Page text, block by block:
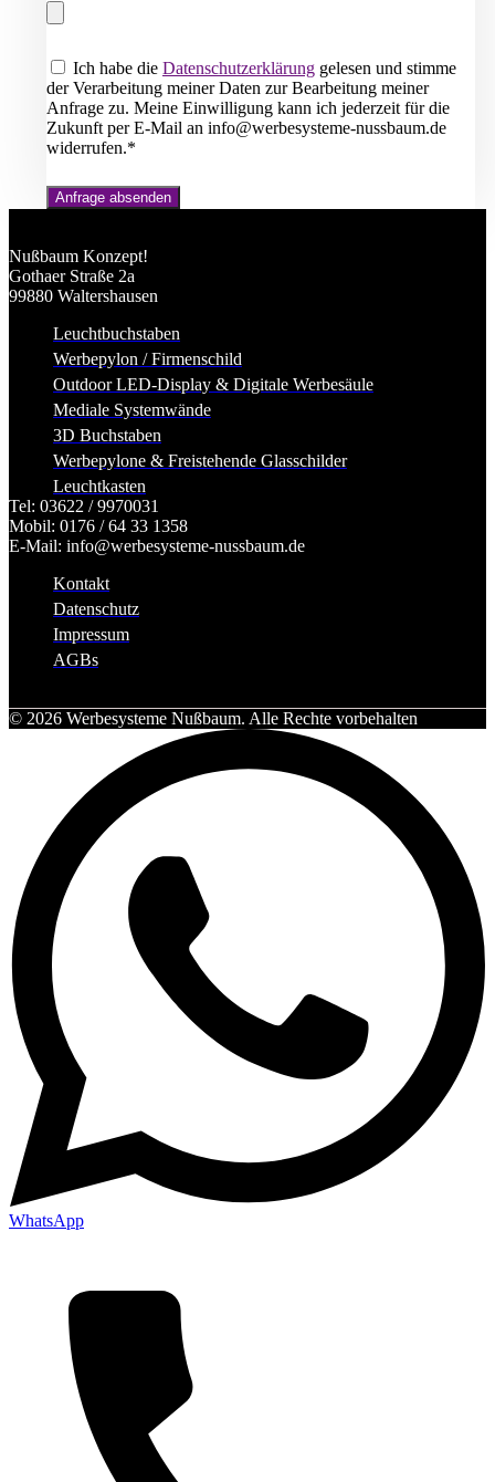
Ich habe die Datenschutzerklärung gelesen und stimme
der Verarbeitung meiner Daten zur Bearbeitung meiner
Anfrage zu. Meine Einwilligung kann ich jederzeit für die
Zukunft per E-Mail an info@werbesysteme-nussbaum.de
widerrufen.*
Anfrage absenden
Nußbaum Konzept!
Gothaer Straße 2a
99880 Waltershausen
Leuchtbuchstaben
Werbepylon / Firmenschild
Outdoor LED-Display & Digitale Werbesäule
Mediale Systemwände
3D Buchstaben
Werbepylone & Freistehende Glasschilder
Leuchtkasten
Tel: 03622 / 9970031
Mobil: 0176 / 64 33 1358
E-Mail: info@werbesysteme-nussbaum.de
Kontakt
Datenschutz
Impressum
AGBs
© 2026 Werbesysteme Nußbaum. Alle Rechte vorbehalten
WhatsApp